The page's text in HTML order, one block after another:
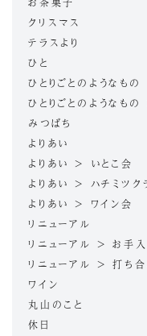
クリスマス
テラスより
ひと
ひとりごとのようなもの
ひとりごとのようなも
みつばち
よりあい
よりあい > いとこ会
よりあい > ハチミツク
よりあい > ワイン会
リニューアル
リニューアル > お手
リニューアル > 打ち合
ワイン
丸山のこと
休日